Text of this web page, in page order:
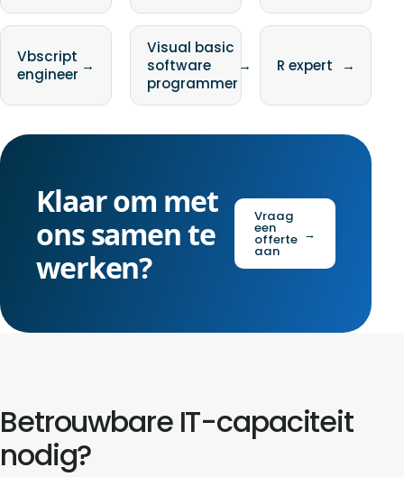
Vbscript
engineer →
Visual basic
software
programmer
→ R expert →
Klaar om met
ons samen te
werken?
Vraag
een
offerte
aan
→
Betrouwbare IT-capaciteit
nodig?